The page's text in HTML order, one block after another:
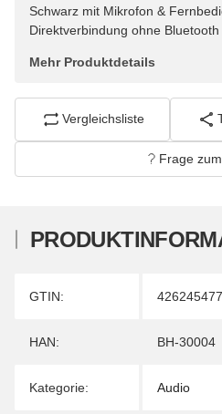
Schwarz mit Mikrofon &
Direktverbindung ohne Bluetooth
Mehr Produktdetails
Vergleichsliste
Frage
Produkteigenschaft
Wert
GTIN:
HAN: BH-30004
Kategorie: Audio